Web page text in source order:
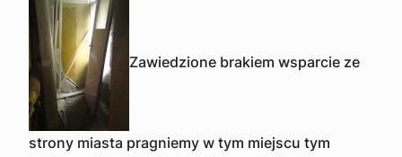
Zawiedzione brakiem wsparcie ze
strony miasta pragniemy w tym miejscu tym